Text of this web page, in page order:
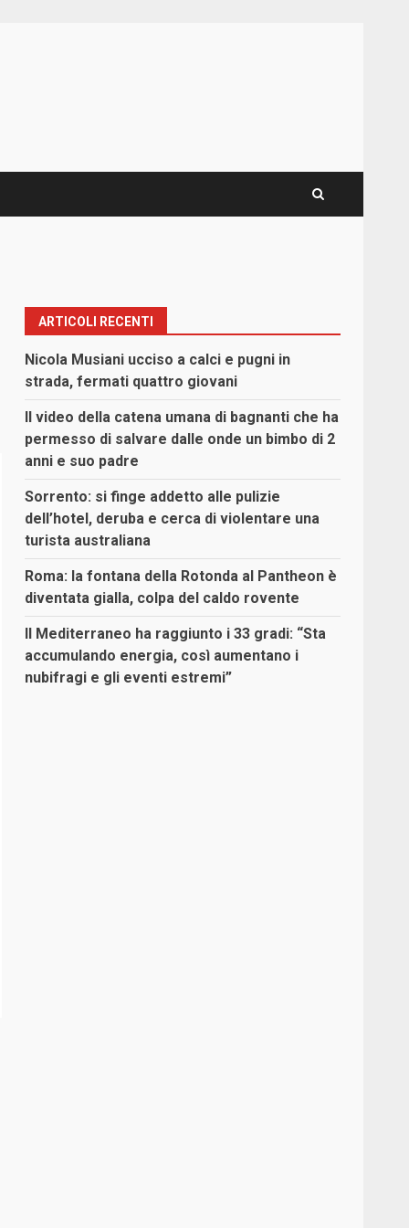
ARTICOLI RECENTI
Nicola Musiani ucciso a calci e pugni in
strada, fermati quattro giovani
Il video della catena umana di bagnanti che ha
permesso di salvare dalle onde un bimbo di 2
anni e suo padre
Sorrento: si finge addetto alle pulizie
dell’hotel, deruba e cerca di violentare una
turista australiana
Roma: la fontana della Rotonda al Pantheon è
diventata gialla, colpa del caldo rovente
Il Mediterraneo ha raggiunto i 33 gradi: “Sta
accumulando energia, così aumentano i
nubifragi e gli eventi estremi”